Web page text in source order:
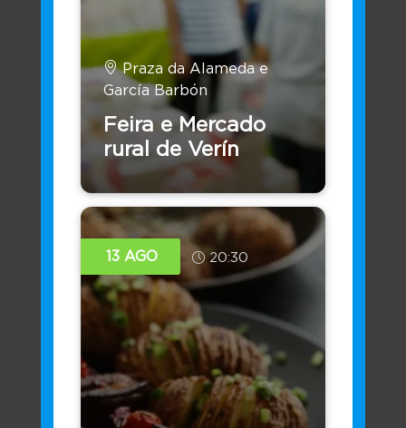
Fondos e Axudas
Accede con Certificado
Praza da Alameda e
García Barbón
Feira e Mercado
rural de Verín
13 AGO 20:30